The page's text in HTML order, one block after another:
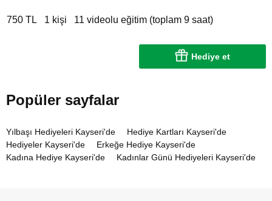
750 TL 1 kişi 11 videolu eğitim (toplam 9 saat)
Hediye et
Popüler sayfalar
Yılbaşı Hediyeleri Kayseri'de
Hediye Kartları Kayseri'de
Hediyeler Kayseri'de
Erkeğe Hediye Kayseri'de
Kadına Hediye Kayseri'de
Kadınlar Günü Hediyeleri Kayseri'de